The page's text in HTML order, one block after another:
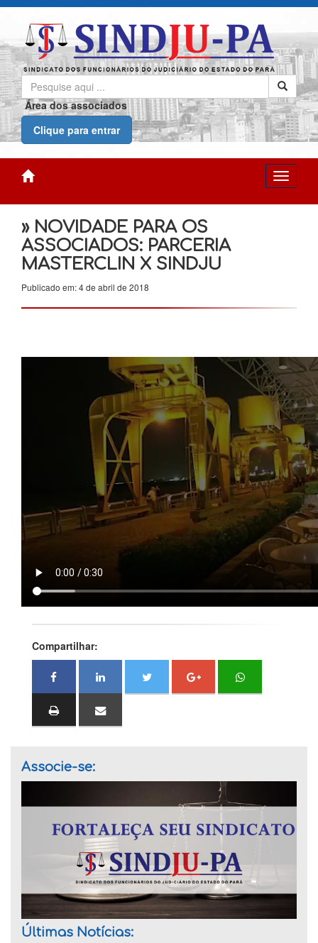
Área dos associados
Clique para entrar
» NOVIDADE PARA OS
ASSOCIADOS: PARCERIA
MASTERCLIN X SINDJU
Publicado em: 4 de abril de 2018
Compartilhar:
Associe-se:
Últimas Notícias: